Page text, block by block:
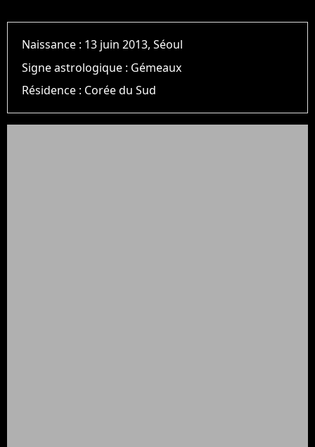
Naissance : 13 juin 2013, Séoul
Signe astrologique : Gémeaux
Résidence : Corée du Sud